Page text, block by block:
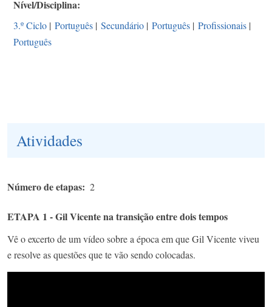
Nível/Disciplina
3.º Ciclo | Português | Secundário | Português | Profissionais |
Português
Atividades
Número de etapas 2
ETAPA 1 - Gil Vicente na transição entre dois tempos
Vê o excerto de um vídeo sobre a época em que Gil Vicente viveu
e resolve as questões que te vão sendo colocadas.